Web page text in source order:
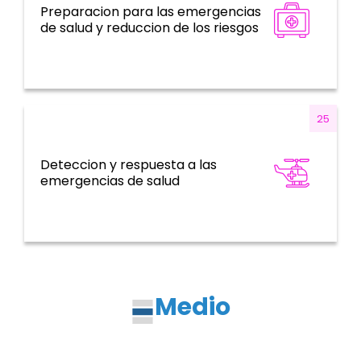
Preparacion para las emergencias
de salud y reduccion de los riesgos
Emergencias de salud
Deteccion y respuesta a las
emergencias de salud
25
Emergencias de salud
Medio